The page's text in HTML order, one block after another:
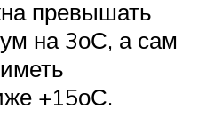
превышать
на 3оС, а сам
+15оС.